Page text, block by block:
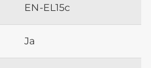
EN-EL15c
Ja